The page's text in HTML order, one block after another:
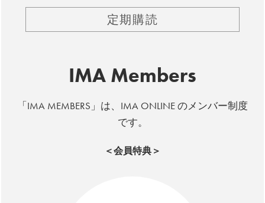
定期購読
IMA Members
「IMA MEMBERS」は、IMA ONLINE のメンバー制度
です。
＜会員特典＞